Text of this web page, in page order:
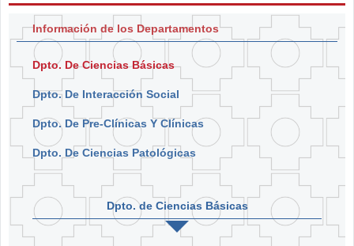
Información de los Departamentos
Dpto. De Ciencias Básicas
Dpto. De Interacción Social
Dpto. De Pre-Clínicas Y Clínicas
Dpto. De Ciencias Patológicas
Dpto. de Ciencias Básicas